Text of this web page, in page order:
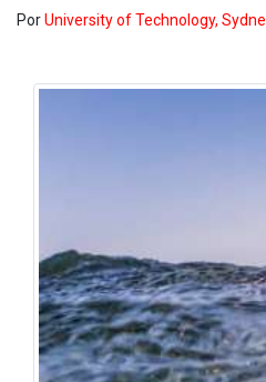
PorUniversity of Technology,